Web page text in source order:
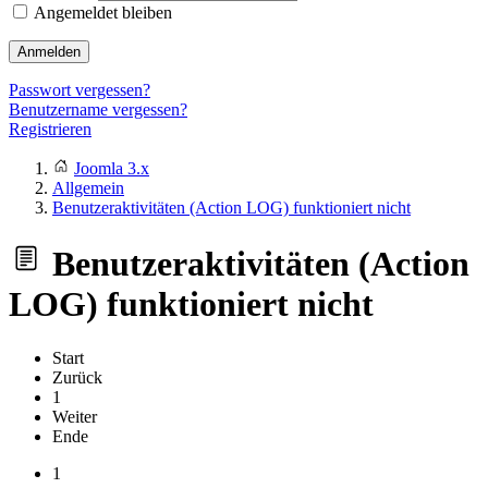
Angemeldet bleiben
Anmelden
Passwort vergessen?
Benutzername vergessen?
Registrieren
Joomla 3.x
Allgemein
Benutzeraktivitäten (Action LOG) funktioniert nicht
Benutzeraktivitäten (Action
LOG) funktioniert nicht
Start
Zurück
1
Weiter
Ende
1